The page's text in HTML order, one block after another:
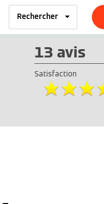
13 avis
Satisfaction